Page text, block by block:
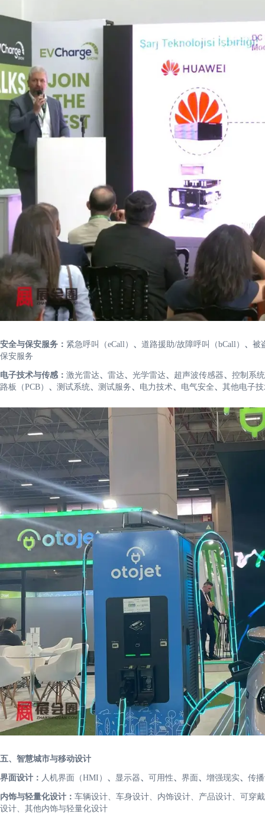
安全与保安服务： 紧急呼叫（eCall） 、 道路援助/故障呼叫（bCall） 、 被
保安服务
电子技术与传感： 激光雷达、 雷达、 光学雷达、 超声波传感器、 控制系统
路板（PCB） 、 测试系统、 测试服务、 电力技术、 电气安全、 其他电子
五、智慧城市与移动设计
界面设计： 人机界面（HMI） 、 显示器、 可用性、 界面、 增强现实、 传
内饰与轻量化设计： 车辆设计、车身设计、内饰设计、产品设计、可穿
设计、其他内饰与轻量化设计